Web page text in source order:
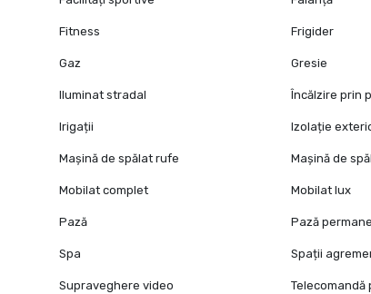
Fitness Frigider
Gaz Gresie
Iluminat stradal Încălzire prin
Irigații Izolație
Mașină de spălat rufe Mașină de
Mobilat complet Mobilat lux
Pază Pază
Spa Spații
Supraveghere video Telecomandă